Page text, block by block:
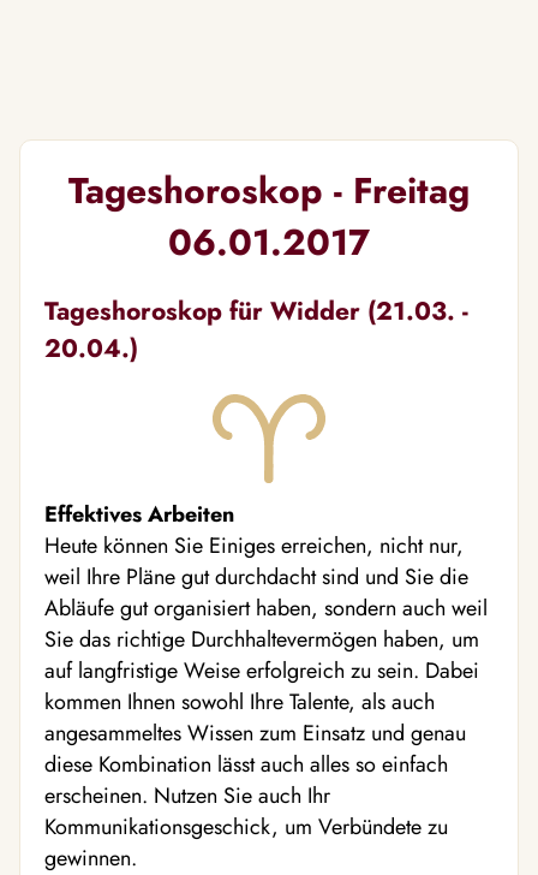
Tageshoroskop - Freitag
06.01.2017
Tageshoroskop für Widder (21.03. -
20.04.)
Effektives Arbeiten
Heute können Sie Einiges erreichen, nicht nur,
weil Ihre Pläne gut durchdacht sind und Sie die
Abläufe gut organisiert haben, sondern auch weil
Sie das richtige Durchhaltevermögen haben, um
auf langfristige Weise erfolgreich zu sein. Dabei
kommen Ihnen sowohl Ihre Talente, als auch
angesammeltes Wissen zum Einsatz und genau
diese Kombination lässt auch alles so einfach
erscheinen. Nutzen Sie auch Ihr
Kommunikationsgeschick, um Verbündete zu
gewinnen.